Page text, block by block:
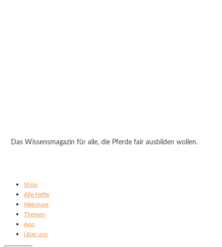
Das Wissensmagazin für alle, die Pferde fair ausbilden wollen.
Shop
Alle Hefte
Webinare
Themen
App
Über uns